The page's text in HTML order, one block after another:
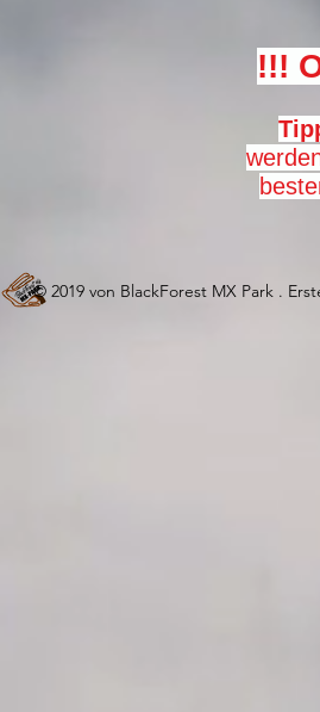
!!!
© 2019 von BlackForest MX Park .